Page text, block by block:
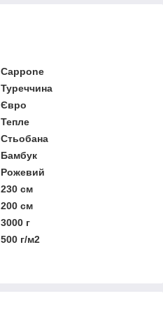
Cappone
Туреччина
Євро
Тепле
Стьобана
Бамбук
Рожевий
230 см
200 см
3000 г
500 г/м2